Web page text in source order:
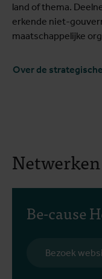
land of thema.
erkende niet-
maatschappelijke
Over de
Netwerken
Be-cause
Bezoek